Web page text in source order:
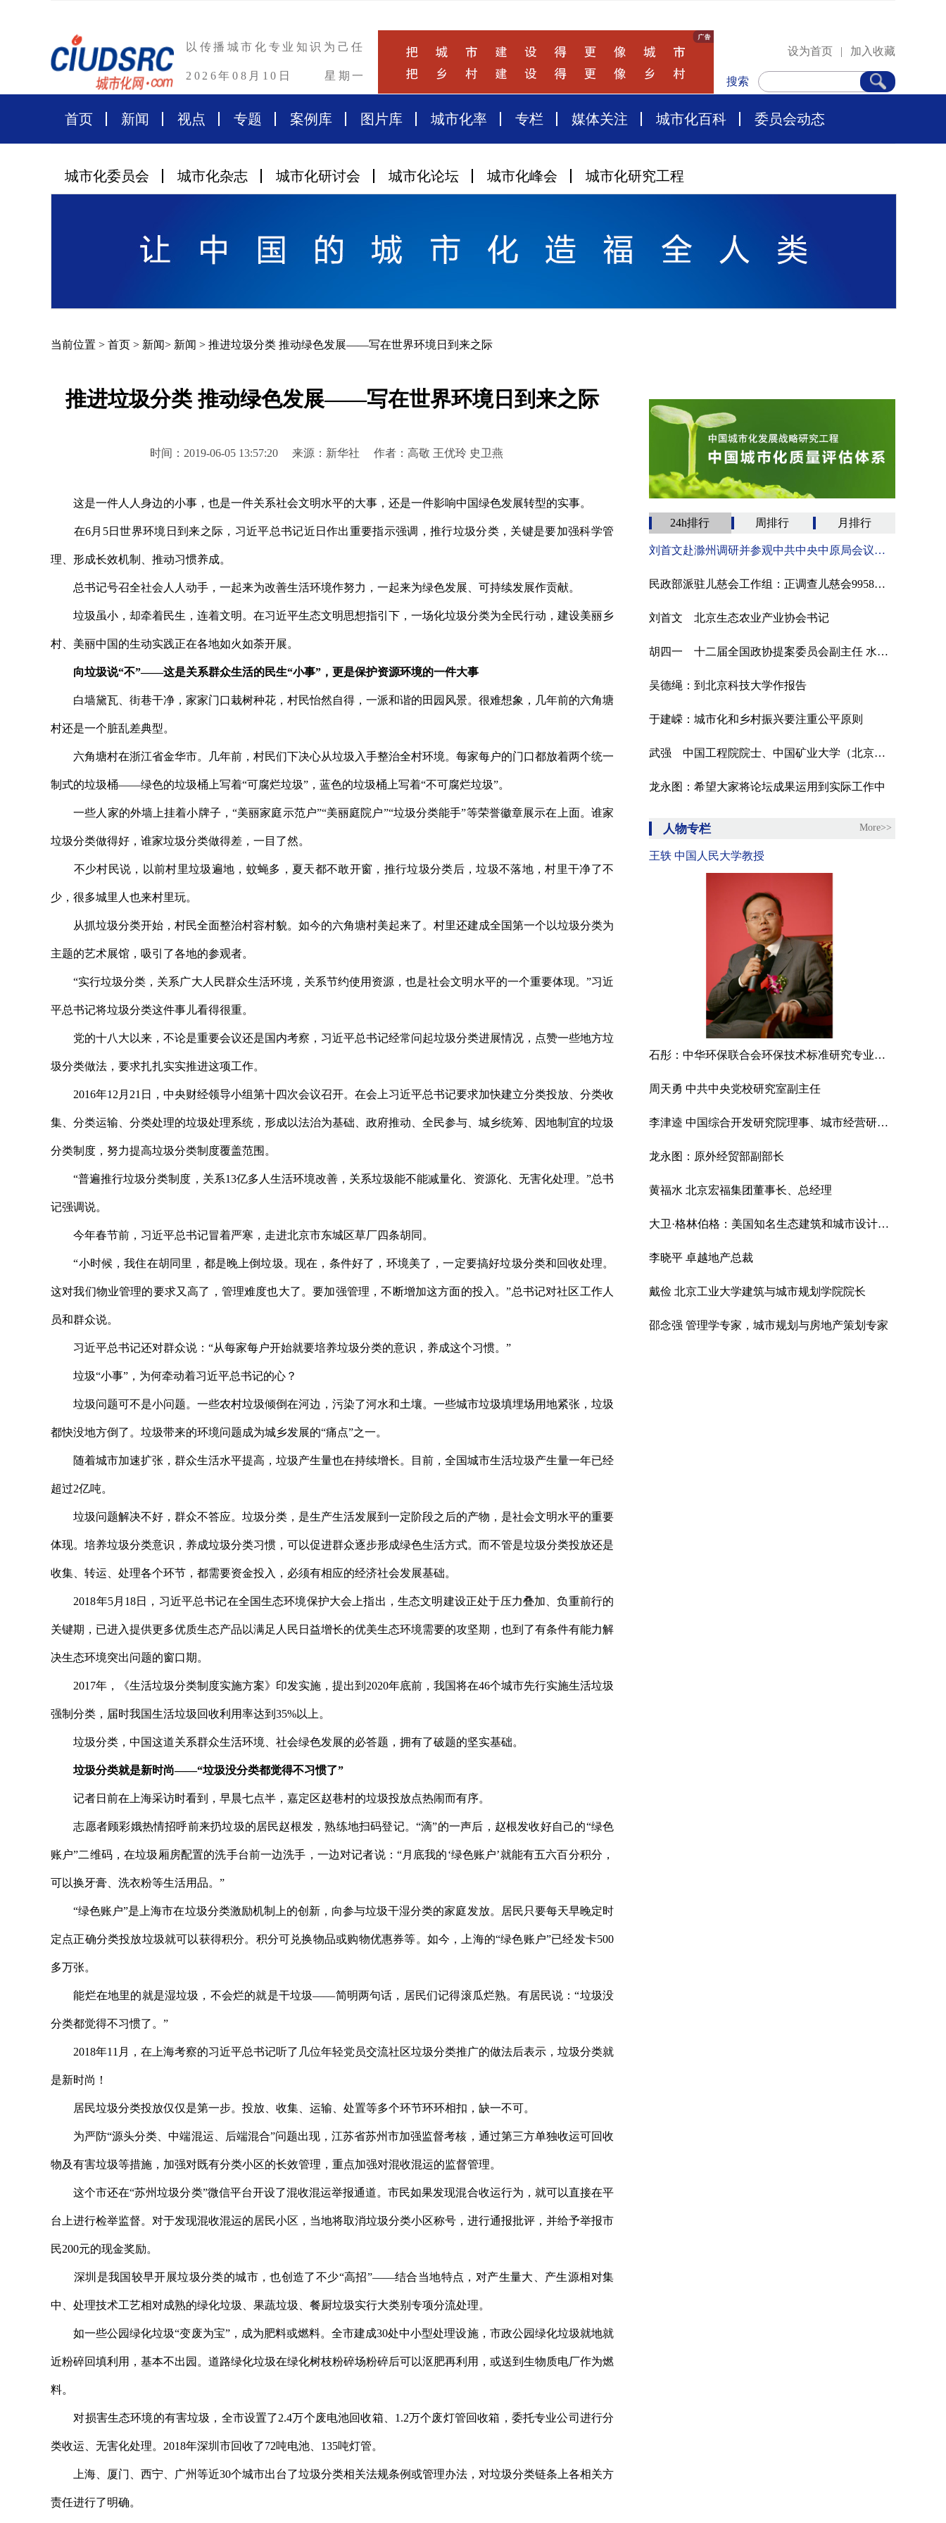
以传播城市化专业知识为己任
2026年08月10日 星期一
设为首页 | 加入收藏
搜索
首页 新闻 视点 专题 案例库 图片库 城市化率 专栏 媒体关注 城市化百科 委员会动态
城市化委员会 城市化杂志 城市化研讨会 城市化论坛 城市化峰会 城市化研究工程
当前位置 > 首页 > 新闻> 新闻 > 推进垃圾分类 推动绿色发展——写在世界环境日到来之际
推进垃圾分类 推动绿色发展——写在世界环境日到来之际
时间：2019-06-05 13:57:20 来源：新华社 作者：高敬 王优玲 史卫燕
这是一件人人身边的小事，也是一件关系社会文明水平的大事，还是一件影响中国绿色发展转型的实事。
在6月5日世界环境日到来之际，习近平总书记近日作出重要指示强调，推行垃圾分类，关键是要加强科学管
理、形成长效机制、推动习惯养成。
总书记号召全社会人人动手，一起来为改善生活环境作努力，一起来为绿色发展、可持续发展作贡献。
垃圾虽小，却牵着民生，连着文明。在习近平生态文明思想指引下，一场化垃圾分类为全民行动，建设美丽乡
村、美丽中国的生动实践正在各地如火如荼开展。
向垃圾说“不”——这是关系群众生活的民生“小事”，更是保护资源环境的一件大事
白墙黛瓦、街巷干净，家家门口栽树种花，村民怡然自得，一派和谐的田园风景。很难想象，几年前的六角塘
村还是一个脏乱差典型。
六角塘村在浙江省金华市。几年前，村民们下决心从垃圾入手整治全村环境。每家每户的门口都放着两个统一
制式的垃圾桶——绿色的垃圾桶上写着“可腐烂垃圾”，蓝色的垃圾桶上写着“不可腐烂垃圾”。
一些人家的外墙上挂着小牌子，“美丽家庭示范户”“美丽庭院户”“垃圾分类能手”等荣誉徽章展示在上面。谁家
垃圾分类做得好，谁家垃圾分类做得差，一目了然。
不少村民说，以前村里垃圾遍地，蚊蝇多，夏天都不敢开窗，推行垃圾分类后，垃圾不落地，村里干净了不
少，很多城里人也来村里玩。
从抓垃圾分类开始，村民全面整治村容村貌。如今的六角塘村美起来了。村里还建成全国第一个以垃圾分类为
主题的艺术展馆，吸引了各地的参观者。
“实行垃圾分类，关系广大人民群众生活环境，关系节约使用资源，也是社会文明水平的一个重要体现。”习近
平总书记将垃圾分类这件事儿看得很重。
党的十八大以来，不论是重要会议还是国内考察，习近平总书记经常问起垃圾分类进展情况，点赞一些地方垃
圾分类做法，要求扎扎实实推进这项工作。
2016年12月21日，中央财经领导小组第十四次会议召开。在会上习近平总书记要求加快建立分类投放、分类收
集、分类运输、分类处理的垃圾处理系统，形成以法治为基础、政府推动、全民参与、城乡统筹、因地制宜的垃圾
分类制度，努力提高垃圾分类制度覆盖范围。
“普遍推行垃圾分类制度，关系13亿多人生活环境改善，关系垃圾能不能减量化、资源化、无害化处理。”总书
记强调说。
今年春节前，习近平总书记冒着严寒，走进北京市东城区草厂四条胡同。
“小时候，我住在胡同里，都是晚上倒垃圾。现在，条件好了，环境美了，一定要搞好垃圾分类和回收处理。
这对我们物业管理的要求又高了，管理难度也大了。要加强管理，不断增加这方面的投入。”总书记对社区工作人
员和群众说。
习近平总书记还对群众说：“从每家每户开始就要培养垃圾分类的意识，养成这个习惯。”
垃圾“小事”，为何牵动着习近平总书记的心？
垃圾问题可不是小问题。一些农村垃圾倾倒在河边，污染了河水和土壤。一些城市垃圾填埋场用地紧张，垃圾
都快没地方倒了。垃圾带来的环境问题成为城乡发展的“痛点”之一。
随着城市加速扩张，群众生活水平提高，垃圾产生量也在持续增长。目前，全国城市生活垃圾产生量一年已经
超过2亿吨。
垃圾问题解决不好，群众不答应。垃圾分类，是生产生活发展到一定阶段之后的产物，是社会文明水平的重要
体现。培养垃圾分类意识，养成垃圾分类习惯，可以促进群众逐步形成绿色生活方式。而不管是垃圾分类投放还是
收集、转运、处理各个环节，都需要资金投入，必须有相应的经济社会发展基础。
2018年5月18日，习近平总书记在全国生态环境保护大会上指出，生态文明建设正处于压力叠加、负重前行的
关键期，已进入提供更多优质生态产品以满足人民日益增长的优美生态环境需要的攻坚期，也到了有条件有能力解
决生态环境突出问题的窗口期。
2017年，《生活垃圾分类制度实施方案》印发实施，提出到2020年底前，我国将在46个城市先行实施生活垃圾
强制分类，届时我国生活垃圾回收利用率达到35%以上。
垃圾分类，中国这道关系群众生活环境、社会绿色发展的必答题，拥有了破题的坚实基础。
垃圾分类就是新时尚——“垃圾没分类都觉得不习惯了”
记者日前在上海采访时看到，早晨七点半，嘉定区赵巷村的垃圾投放点热闹而有序。
志愿者顾彩娥热情招呼前来扔垃圾的居民赵根发，熟练地扫码登记。“滴”的一声后，赵根发收好自己的“绿色
账户”二维码，在垃圾厢房配置的洗手台前一边洗手，一边对记者说：“月底我的‘绿色账户’就能有五六百分积分，
可以换牙膏、洗衣粉等生活用品。”
“绿色账户”是上海市在垃圾分类激励机制上的创新，向参与垃圾干湿分类的家庭发放。居民只要每天早晚定时
定点正确分类投放垃圾就可以获得积分。积分可兑换物品或购物优惠券等。如今，上海的“绿色账户”已经发卡500
多万张。
能烂在地里的就是湿垃圾，不会烂的就是干垃圾——简明两句话，居民们记得滚瓜烂熟。有居民说：“垃圾没
分类都觉得不习惯了。”
2018年11月，在上海考察的习近平总书记听了几位年轻党员交流社区垃圾分类推广的做法后表示，垃圾分类就
是新时尚！
居民垃圾分类投放仅仅是第一步。投放、收集、运输、处置等多个环节环环相扣，缺一不可。
为严防“源头分类、中端混运、后端混合”问题出现，江苏省苏州市加强监督考核，通过第三方单独收运可回收
物及有害垃圾等措施，加强对既有分类小区的长效管理，重点加强对混收混运的监督管理。
这个市还在“苏州垃圾分类”微信平台开设了混收混运举报通道。市民如果发现混合收运行为，就可以直接在平
台上进行检举监督。对于发现混收混运的居民小区，当地将取消垃圾分类小区称号，进行通报批评，并给予举报市
民200元的现金奖励。
深圳是我国较早开展垃圾分类的城市，也创造了不少“高招”——结合当地特点，对产生量大、产生源相对集
中、处理技术工艺相对成熟的绿化垃圾、果蔬垃圾、餐厨垃圾实行大类别专项分流处理。
如一些公园绿化垃圾“变废为宝”，成为肥料或燃料。全市建成30处中小型处理设施，市政公园绿化垃圾就地就
近粉碎回填利用，基本不出园。道路绿化垃圾在绿化树枝粉碎场粉碎后可以沤肥再利用，或送到生物质电厂作为燃
料。
对损害生态环境的有害垃圾，全市设置了2.4万个废电池回收箱、1.2万个废灯管回收箱，委托专业公司进行分
类收运、无害化处理。2018年深圳市回收了72吨电池、135吨灯管。
上海、厦门、西宁、广州等近30个城市出台了垃圾分类相关法规条例或管理办法，对垃圾分类链条上各相关方
责任进行了明确。
24h排行 周排行 月排行
刘首文赴滁州调研并参观中共中央中原局会议史料陈列馆
民政部派驻儿慈会工作组：正调查儿慈会9958项目河南“救助站”负责人雷某涉嫌职务犯罪
刘首文 北京生态农业产业协会书记
胡四一 十二届全国政协提案委员会副主任 水利部原副部长
吴德绳：到北京科技大学作报告
于建嵘：城市化和乡村振兴要注重公平原则
武强 中国工程院院士、中国矿业大学（北京）教授
龙永图：希望大家将论坛成果运用到实际工作中
人物专栏 More>>
王轶 中国人民大学教授
石彤：中华环保联合会环保技术标准研究专业委员会副秘书长
周天勇 中共中央党校研究室副主任
李津逵 中国综合开发研究院理事、城市经营研究中心主任研究员
龙永图：原外经贸部副部长
黄福水 北京宏福集团董事长、总经理
大卫·格林伯格：美国知名生态建筑和城市设计专家
李晓平 卓越地产总裁
戴俭 北京工业大学建筑与城市规划学院院长
邵念强 管理学专家，城市规划与房地产策划专家